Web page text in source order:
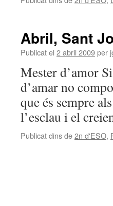
Abril, Sant
Publicat el 2 abril 2009per
Mester d’amor
d’amar no
que és sempre
l’esclau i el
Publicat dins de2n d'ESO,